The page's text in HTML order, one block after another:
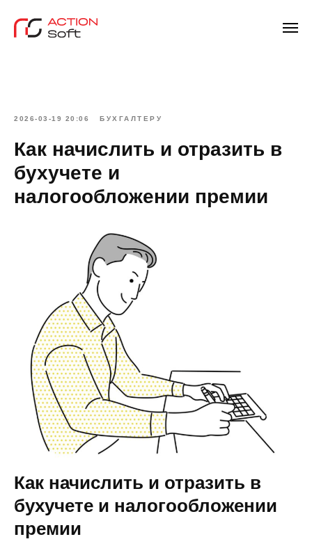
2026-03-19 20:06 БУХГАЛТЕРУ
Как начислить и отразить в
бухучете и
налогообложении премии
Как начислить и отразить в
бухучете и налогообложении
премии